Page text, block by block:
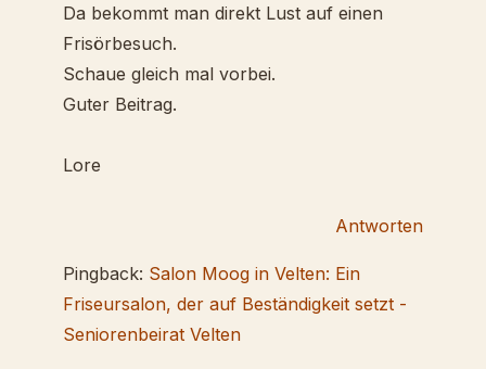
Da bekommt man direkt Lust auf einen
Frisörbesuch.
Schaue gleich mal vorbei.
Guter Beitrag.
Lore
Antworten
Pingback: Salon Moog in Velten: Ein
Friseursalon, der auf Beständigkeit setzt -
Seniorenbeirat Velten